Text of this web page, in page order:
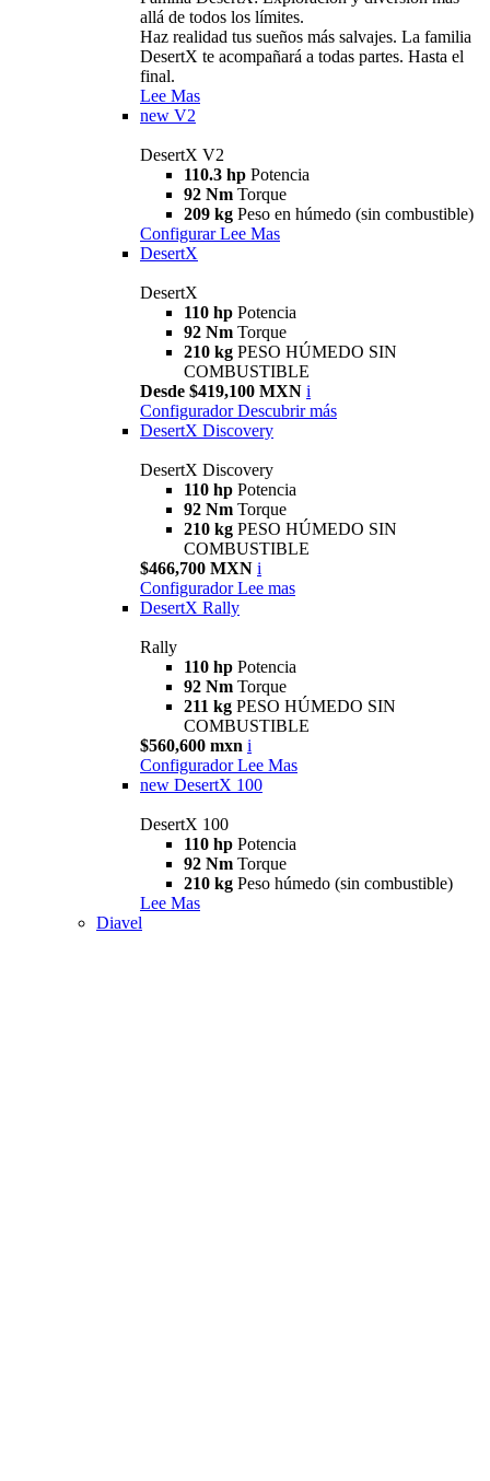
allá de todos los límites.
Haz realidad tus sueños más salvajes. La familia
DesertX te acompañará a todas partes. Hasta el
final.
Lee Mas
new V2
DesertX V2
110.3 hp Potencia
92 Nm Torque
209 kg Peso en húmedo (sin combustible)
Configurar Lee Mas
DesertX
DesertX
110 hp Potencia
92 Nm Torque
210 kg PESO HÚMEDO SIN
COMBUSTIBLE
Desde $419,100 MXN i
Configurador Descubrir más
DesertX Discovery
DesertX Discovery
110 hp Potencia
92 Nm Torque
210 kg PESO HÚMEDO SIN
COMBUSTIBLE
$466,700 MXN i
Configurador Lee mas
DesertX Rally
Rally
110 hp Potencia
92 Nm Torque
211 kg PESO HÚMEDO SIN
COMBUSTIBLE
$560,600 mxn i
Configurador Lee Mas
new DesertX 100
DesertX 100
110 hp Potencia
92 Nm Torque
210 kg Peso húmedo (sin combustible)
Lee Mas
Diavel